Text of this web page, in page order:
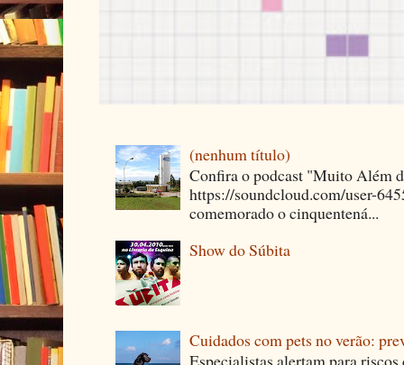
(nenhum título)
Confira o podcast "Muito Além
https://soundcloud.com/user-
comemorado o cinquentená...
Show do Súbita
Cuidados com pets no verão: